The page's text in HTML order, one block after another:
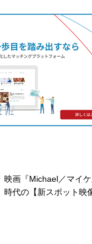
映画『Michael／マイ
時代の【新スポット映